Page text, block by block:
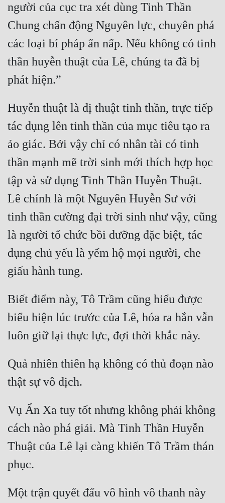
người của cục tra xét dùng Tinh Thần
Chung chấn động Nguyên lực, chuyên phá
các loại bí pháp ẩn nấp. Nếu không có tinh
thần huyễn thuật của Lê, chúng ta đã bị
Huyễn thuật là dị thuật tinh thần, trực tiếp
tác dụng lên tinh thần của mục tiêu tạo ra
ảo giác. Bởi vậy chỉ có nhân tài có tinh
thần mạnh mẽ trời sinh mới thích hợp học
tập và sử dụng Tinh Thần Huyễn Thuật.
Lê chính là một Nguyên Huyễn Sư với
tinh thần cường đại trời sinh như vậy, cũng
là người tổ chức bồi dưỡng đặc biệt, tác
dụng chủ yếu là yểm hộ mọi người, che
Biết điểm này, Tô Trầm cũng hiểu được
biểu hiện lúc trước của Lê, hóa ra hắn vẫn
Quả nhiên thiên hạ không có thủ đoạn nào
Vụ Ẩn Xa tuy tốt nhưng không phải không
cách nào phá giải. Mà Tinh Thần Huyễn
Thuật của Lê lại càng khiến Tô Trầm thán
Một trận quyết đấu vô hình vô thanh này